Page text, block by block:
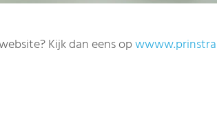
Kijk dan eens op